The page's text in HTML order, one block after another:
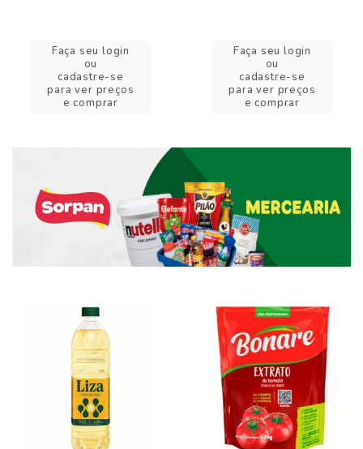
Faça seu login
ou
cadastre-se
para ver preços
e comprar
Faça seu login
ou
cadastre-se
para ver preços
e comprar